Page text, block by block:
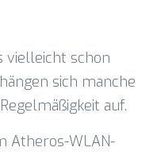
vielleicht schon
sich manche
auf.
Atheros-WLAN-